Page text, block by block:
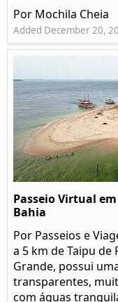
Por Mochila Cheia
Added December 20,
Passeio Virtual
Bahia
Por Passeios e
a 5 km de Taipu de
Grande, possui
transparentes,
com águas